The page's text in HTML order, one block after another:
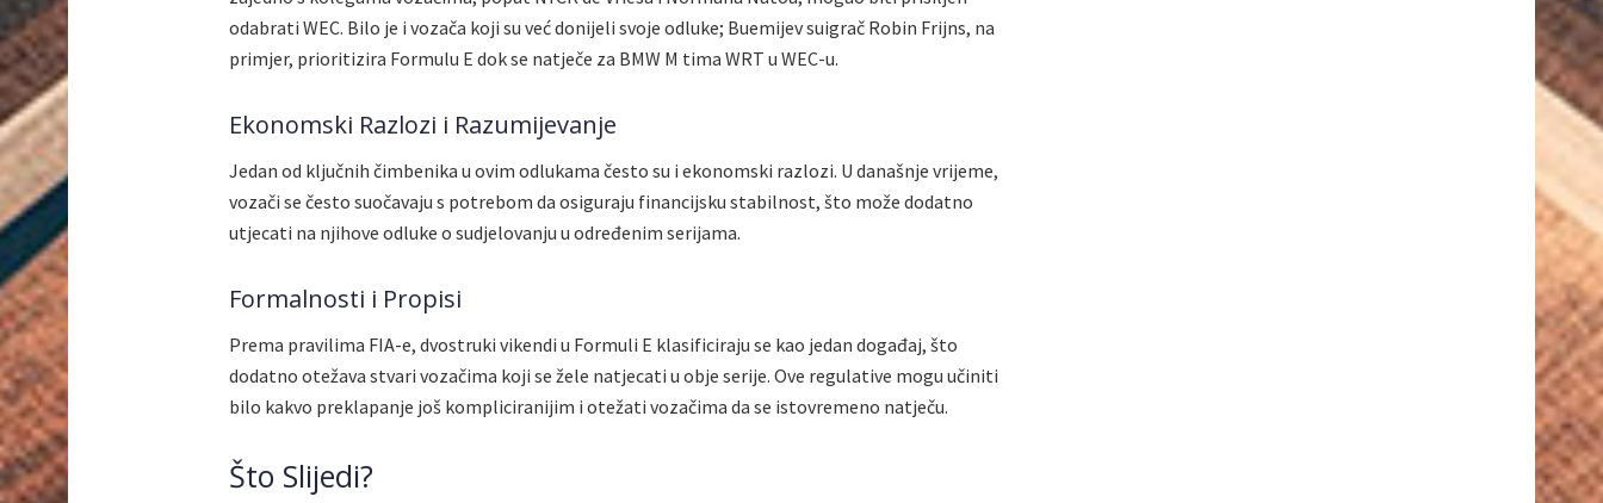
odabrati WEC. Bilo je i vozača koji su već donijeli svoje odluke; Buemijev suigrač Robin Frijns, na
primjer, prioritizira Formulu E dok se natječe za BMW M tima WRT u WEC-u.
Ekonomski Razlozi i Razumijevanje
Jedan od ključnih čimbenika u ovim odlukama često su i ekonomski razlozi. U današnje vrijeme,
vozači se često suočavaju s potrebom da osiguraju financijsku stabilnost, što može dodatno
utjecati na njihove odluke o sudjelovanju u određenim serijama.
Formalnosti i Propisi
Prema pravilima FIA-e, dvostruki vikendi u Formuli E klasificiraju se kao jedan događaj, što
dodatno otežava stvari vozačima koji se žele natjecati u obje serije. Ove regulative mogu učiniti
bilo kakvo preklapanje još kompliciranijim i otežati vozačima da se istovremeno natječu.
Što Slijedi?